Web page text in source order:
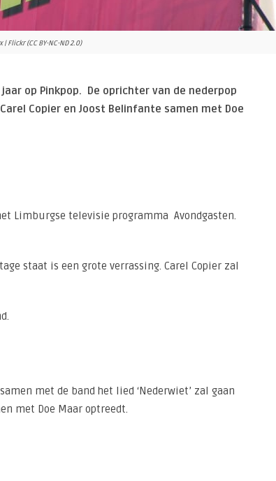
Flickr (CC BY-NC-ND 2.0)
op Pinkpop. De oprichter van de nederpop
Copier en Joost Belinfante samen met Doe
Limburgse televisie programma Avondgasten.
staat is een grote verrassing. Carel Copier zal
met de band het lied ‘Nederwiet’ zal gaan
met Doe Maar optreedt.